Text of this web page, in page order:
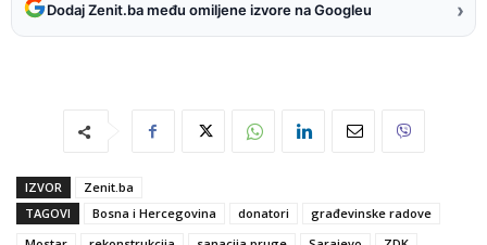
Dodaj Zenit.ba među omiljene izvore na Googleu ›
IZVOR
Zenit.ba
TAGOVI
Bosna i Hercegovina donatori
građevinske radove